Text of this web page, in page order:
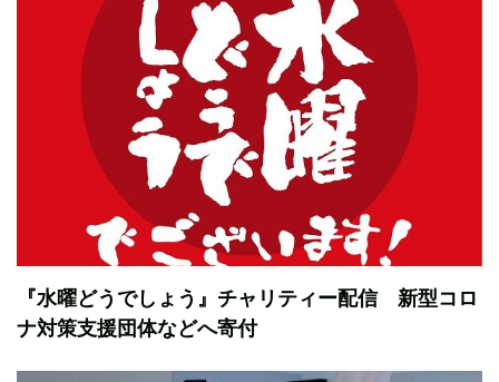
『水曜どうでしょう』チャリティー配信 新型コロ
ナ対策支援団体などへ寄付